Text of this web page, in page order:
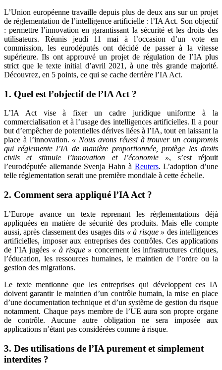
L’Union européenne travaille depuis plus de deux ans sur un projet
de réglementation de l’intelligence artificielle : l’IA Act. Son objectif
: permettre l’innovation en garantissant la sécurité et les droits des
utilisateurs. Réunis jeudi 11 mai à l’occasion d’un vote en
commission, les eurodéputés ont décidé de passer à la vitesse
supérieure. Ils ont approuvé un projet de régulation de l’IA plus
strict que le texte initial d’avril 2021, à une très grande majorité.
Découvrez, en 5 points, ce qui se cache derrière l’IA Act.
1. Quel est l’objectif de l’IA Act ?
L’IA Act vise à fixer un cadre juridique uniforme à la
commercialisation et à l’usage des intelligences artificielles. Il a pour
but d’empêcher de potentielles dérives liées à l’IA, tout en laissant la
place à l’innovation. « Nous avons réussi à trouver un compromis
qui réglemente l’IA de manière proportionnée, protège les droits
civils et stimule l’innovation et l’économie », s’est réjouit
l’eurodéputée allemande Svenja Hahn à Reuters. L’adoption d’une
telle réglementation serait une première mondiale à cette échelle.
2. Comment sera appliqué l’IA Act ?
L’Europe avance un texte reprenant les réglementations déjà
appliquées en matière de sécurité des produits. Mais elle compte
aussi, après classement des usages dits « à risque » des intelligences
artificielles, imposer aux entreprises des contrôles. Ces applications
de l’IA jugées « à risque » concernent les infrastructures critiques,
l’éducation, les ressources humaines, le maintien de l’ordre ou la
gestion des migrations.
Le texte mentionne que les entreprises qui développent ces IA
doivent garantir le maintien d’un contrôle humain, la mise en place
d’une documentation technique et d’un système de gestion du risque
notamment. Chaque pays membre de l’UE aura son propre organe
de contrôle. Aucune autre obligation ne sera imposée aux
applications n’étant pas considérées comme à risque.
3. Des utilisations de l’IA purement et simplement
interdites ?